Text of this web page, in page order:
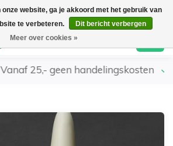
0
Vanaf 25,- geen handelingskosten
website, ga je akkoord met het gebruik van
te verbeteren.
Dit bericht verbergen
Meer over cookies »